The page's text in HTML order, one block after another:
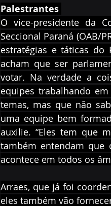
Palestrantes
O vice-presidente da
Seccional Paraná (OAB/
estratégias e táticas do
acham que ser
votar. Na verdade a
equipes trabalhando
temas, mas que não
uma equipe bem
auxilie. “Eles tem que
também entendam que
acontece em todos os
Arraes, que já foi
eles também vão